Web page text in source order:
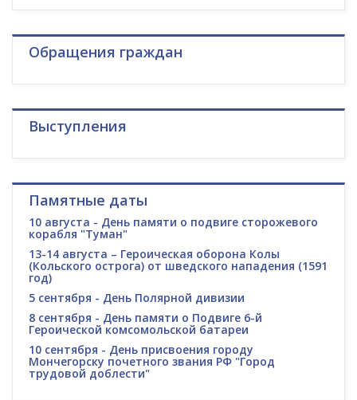
Обращения граждан
Выступления
Памятные даты
10 августа - День памяти о подвиге сторожевого
корабля "Туман"
13-14 августа – Героическая оборона Колы
(Кольского острога) от шведского нападения (1591
год)
5 сентября - День Полярной дивизии
8 сентября - День памяти о Подвиге 6-й
Героической комсомольской батареи
10 сентября - День присвоения городу
Мончегорску почетного звания РФ "Город
трудовой доблести"